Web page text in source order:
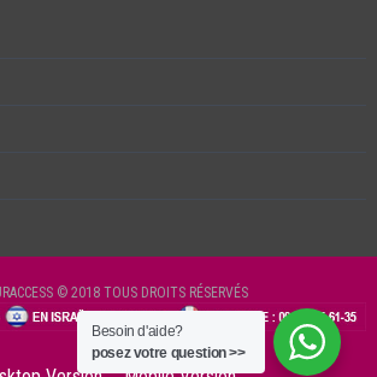
© 2018 TOUS DROITS RÉSERVÉS
CHECKIN
Besoin d'aide?
posez votre question >>